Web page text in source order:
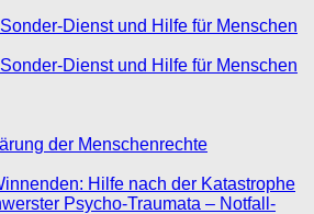
Dienst und Hilfe für Menschen
Dienst und Hilfe für Menschen
der Menschenrechte
Hilfe nach der Katastrophe
Psycho-Traumata – Notfall-